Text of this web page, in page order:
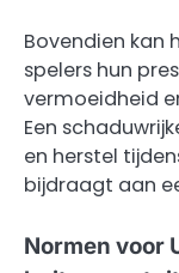
Bovendien kan
spelers hun
vermoeidheid
Een
en herstel
bijdraagt aan
Normen voor